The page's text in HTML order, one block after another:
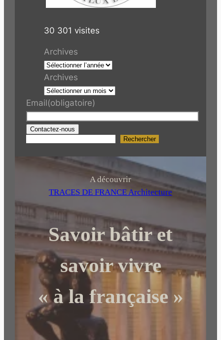
30 301 visites
Archives
Archives
Email(obligatoire)
Contactez-nous
R
r
c
h
r
Rechercher
A découvrir
TRACES DE FRANCE Architecture
Savoir bâtir et
savoir vivre
« à la française »